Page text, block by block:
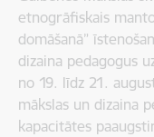
etnogrāfiskais
domāšanā”
dizaina pedagogus
no 19. līdz 21.
mākslas un dizaina
kapacitātes